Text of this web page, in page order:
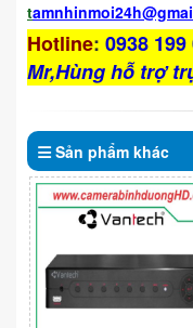
t
Hotline: 0938
Mr,Hùng hỗ trợ
Sản phẩm khác